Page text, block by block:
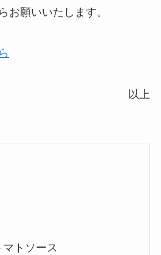
お願いいたします。
以上
マトソース